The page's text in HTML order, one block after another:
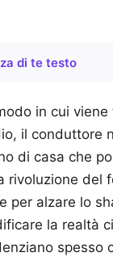
di te testo
in cui
il conduttore
di casa che
rivoluzione
per alzare lo
la realtà
spesso